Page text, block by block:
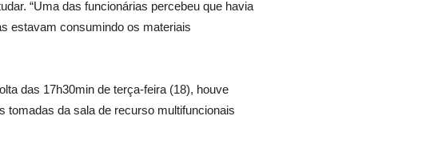
“Uma das funcionárias percebeu que havia
estavam consumindo os materiais
das 17h30min de terça-feira (18), houve
tomadas da sala de recurso multifuncionais